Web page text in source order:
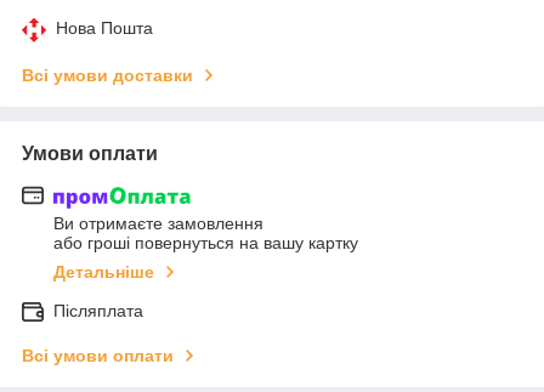
Нова Пошта
Всі умови доставки
Умови оплати
Ви отримаєте замовлення
або гроші повернуться на вашу картку
Детальніше
Післяплата
Всі умови оплати